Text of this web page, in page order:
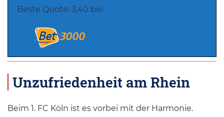
Beste Quote: 3,40 bei
Unzufriedenheit am Rhein
Beim 1. FC Köln ist es vorbei mit der Harmonie.